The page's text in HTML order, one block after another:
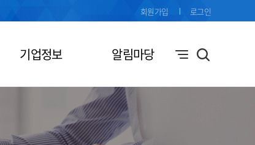
기업정보 알림마당
회원가입 로그인